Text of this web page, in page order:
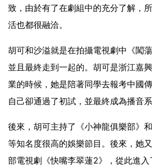
致，由於有了在劇組中的充分了解，
活也都很融洽。
胡可和沙溢就是在拍攝電視劇中《闖
並且最終走到一起的。胡可是浙江嘉
業的時候，她是陪著同學去報考中國
自己卻通過了初試，並最終成為播音系
後來，胡可主持了《小神龍俱樂部》
等知名度很高的娛樂節目。後來，她
部電視劇《快嘴李翠蓮2》，從此進入